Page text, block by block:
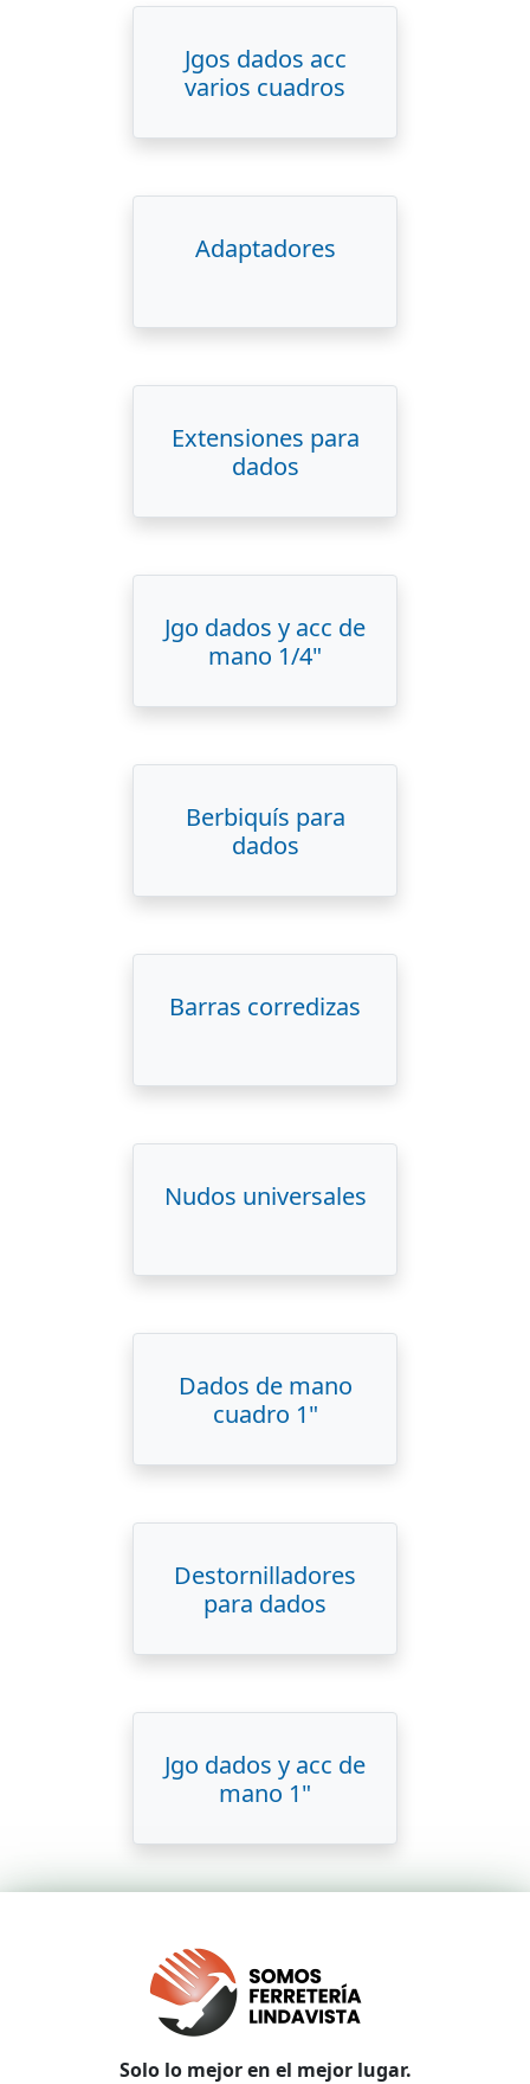
Jgos dados acc
varios cuadros
Adaptadores
Extensiones para
dados
Jgo dados y acc de
mano 1/4"
Berbiquís para
dados
Barras corredizas
Nudos universales
Dados de mano
cuadro 1"
Destornilladores
para dados
Jgo dados y acc de
mano 1"
Solo lo mejor en el mejor lugar.